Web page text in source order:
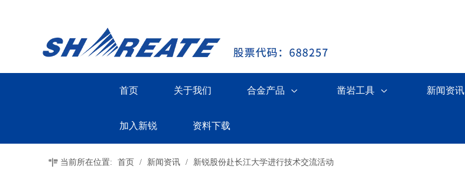
首页 关于我们 合金产品 凿岩工具 新闻资讯
加入新锐 资料下载
当前所在位置: 首页 / 新闻资讯 / 新锐股份赴长江大学进行技术交流活动